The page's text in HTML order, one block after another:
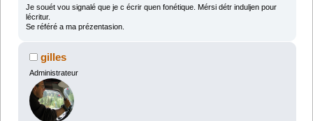
Je souét vou signalé que je c écrir quen fonétique. Mérsi détr induljen pour
lécritur.
Se référé a ma prézentasion.
gilles
Administrateur